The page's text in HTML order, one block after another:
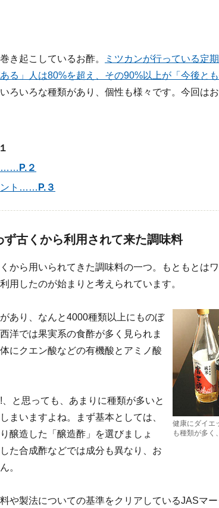
き起こしているお酢。
ミツカンが行っている定
る」人は80%を超え、その90%以上が「今後と
ろいろな種類があり、個性も様々です。今回は
…… P.２
ント…… P.３
古くから利用されて来た調味料
から用いられてきた調味料の一つ。もともとは
用したのが始まりと考えられています。
健康にダイエ
も種類が多く
あり、なんと4000種類以上にものぼ
洋では果実系の食酢が多く見られま
にクエン酸などの有機酸とアミノ酸
と思っても、あまりに種類が多いと
まいますよね。まず基本としては、
醸造した「醸造酢」を選びましょ
た合成酢などでは成分も異なり、お
。
や製法についての基準をクリアしているJASマ